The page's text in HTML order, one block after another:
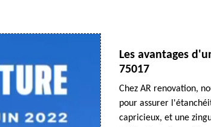
Les avantages
75017
Chez AR renovation,
pour assurer
capricieux, et une